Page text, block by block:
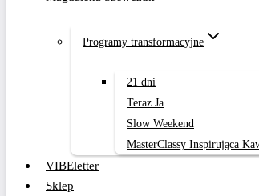
Programy transformacyjne
21 dni
Teraz Ja
Slow Weekend
MasterClassy Inspirująca
VIBEletter
Sklep